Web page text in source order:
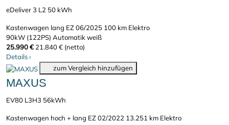
eDeliver 3 L2 50 kWh
Kastenwagen lang EZ 06/2025 100 km Elektro
90kW (122PS) Automatikweiß
25.990 € 21.840 € (netto)
Details›
zum Vergleich hinzufügen
MAXUS
EV80 L3H3 56kWh
Kastenwagen hoch + lang EZ 02/2022 13.251 km Elektro